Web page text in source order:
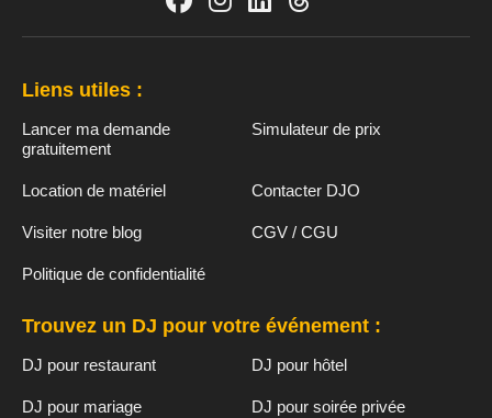
Liens utiles :
Lancer ma demande
gratuitement
Simulateur de prix
Location de matériel Contacter DJO
Visiter notre blog CGV / CGU
Politique de confidentialité
Trouvez un DJ pour votre événement :
DJ pour restaurant DJ pour hôtel
DJ pour mariage DJ pour soirée privée